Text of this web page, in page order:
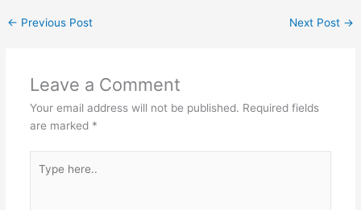
← Previous Post Next Post →
Leave a Comment
Your email address will not be published. Required fields
are marked *
here..